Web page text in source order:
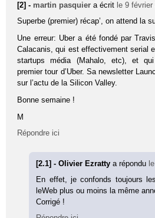
[2] - martin pasquier a écrit le 9 février
Superbe (premier) récap’, on attend la
Une erreur: Uber a été fondé par
Calacanis, qui est effectivement serial
startups média (Mahalo, etc), et
premier tour d’Uber. Sa newsletter
sur l’actu de la Silicon Valley.
Bonne semaine !
M
Répondre ici
[2.1] - Olivier Ezrattya répondu
En effet, je confonds toujours
leWeb plus ou moins la même
Corrigé !